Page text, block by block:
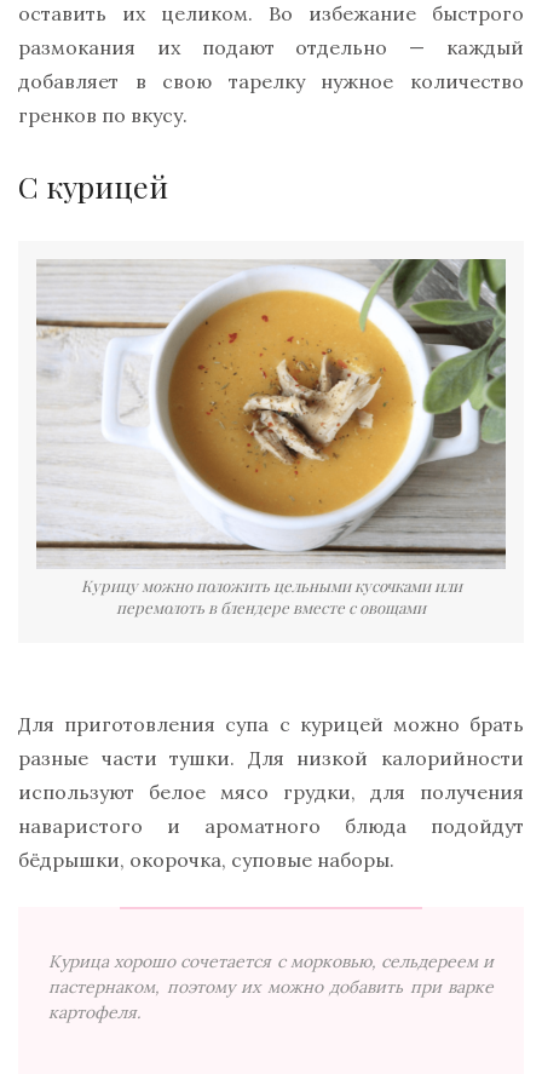
оставить их целиком. Во избежание быстрого
размокания их подают отдельно — каждый
добавляет в свою тарелку нужное количество
гренков по вкусу.
С курицей
Курицу можно положить цельными кусочками или
перемолоть в блендере вместе с овощами
Для приготовления супа с курицей можно брать
разные части тушки. Для низкой калорийности
используют белое мясо грудки, для получения
наваристого и ароматного блюда подойдут
бёдрышки, окорочка, суповые наборы.
Курица хорошо сочетается с морковью, сельдереем и
пастернаком, поэтому их можно добавить при варке
картофеля.